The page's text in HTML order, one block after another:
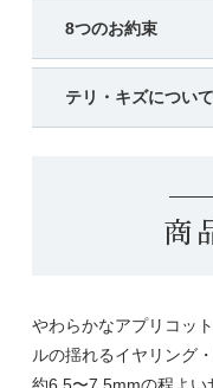
8つのお約束
テリ・キズについて
商
やわらかなアプリコッ
ルの揺れるイヤリング・
約6.5〜7.5mmの程よい